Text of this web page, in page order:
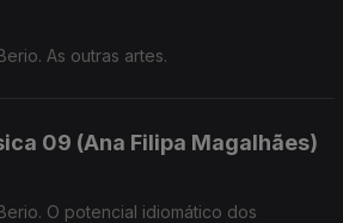
As outras artes.
09 (Ana Filipa Magalhães)
O potencial idiomático dos